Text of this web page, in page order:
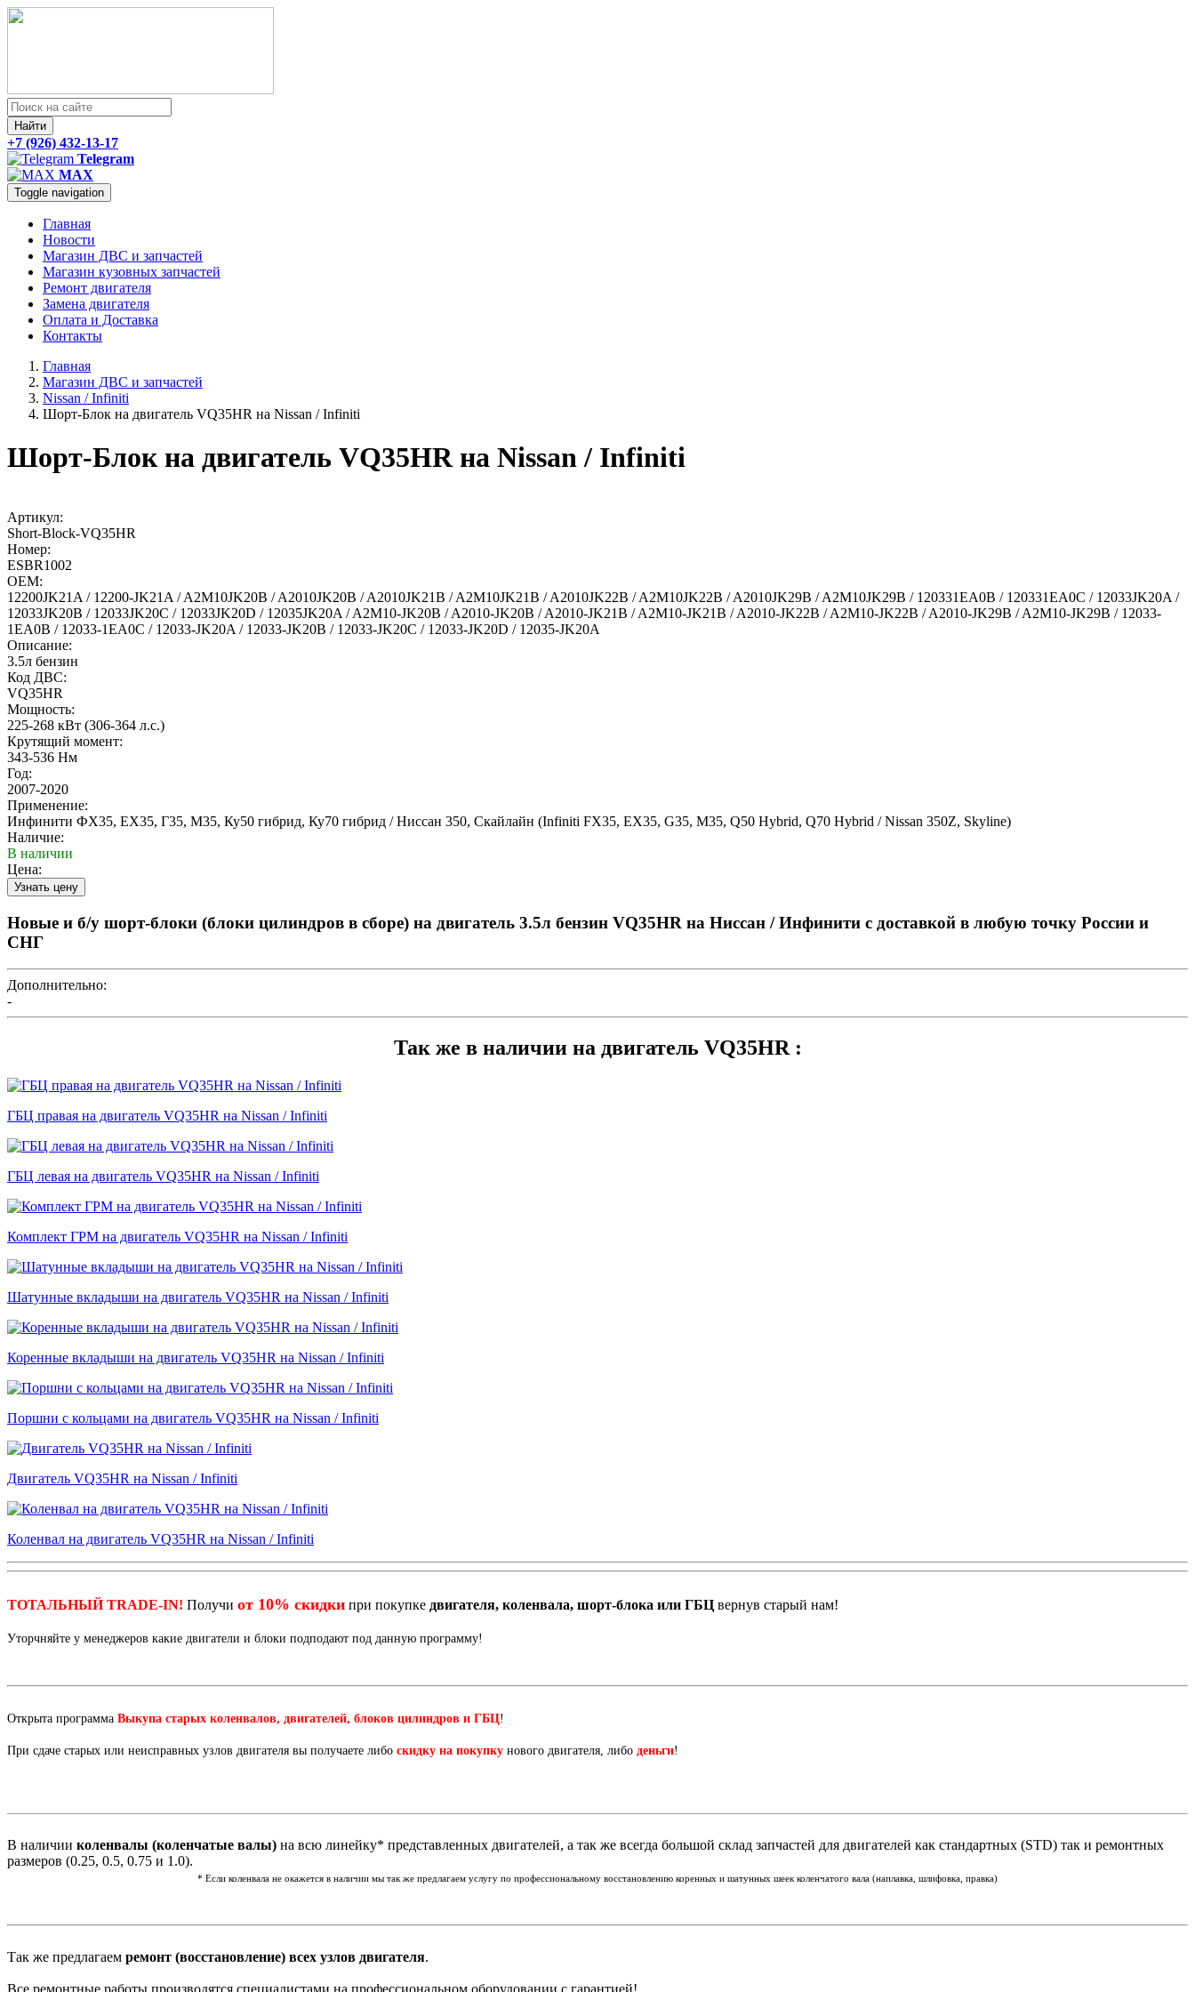
Найти
+7 (926) 432-13-17
Telegram
MAX
Toggle navigation
Главная
Новости
Магазин ДВС и запчастей
Магазин кузовных запчастей
Ремонт двигателя
Замена двигателя
Оплата и Доставка
Контакты
Главная
Магазин ДВС и запчастей
Nissan / Infiniti
Шорт-Блок на двигатель VQ35HR на Nissan / Infiniti
Шорт-Блок на двигатель VQ35HR на Nissan / Infiniti
Артикул:
Short-Block-VQ35HR
Номер:
ESBR1002
OEM:
12200JK21A / 12200-JK21A / A2M10JK20B / A2010JK20B / A2010JK21B / A2M10JK21B / A2010JK22B / A2M10JK22B / A2010JK29B / A2M10JK29B / 120331EA0B / 120331EA0C / 12033JK20A /
12033JK20B / 12033JK20C / 12033JK20D / 12035JK20A / A2M10-JK20B / A2010-JK20B / A2010-JK21B / A2M10-JK21B / A2010-JK22B / A2M10-JK22B / A2010-JK29B / A2M10-JK29B / 12033-
1EA0B / 12033-1EA0C / 12033-JK20A / 12033-JK20B / 12033-JK20C / 12033-JK20D / 12035-JK20A
Описание:
3.5л бензин
Код ДВС:
VQ35HR
Мощность:
225-268 кВт (306-364 л.с.)
Крутящий момент:
343-536 Нм
Год:
2007-2020
Применение:
Инфинити ФХ35, ЕХ35, Г35, М35, Ку50 гибрид, Ку70 гибрид / Ниссан 350, Скайлайн (Infiniti FX35, EX35, G35, M35, Q50 Hybrid, Q70 Hybrid / Nissan 350Z, Skyline)
Наличие:
В наличии
Цена:
Новые и б/у шорт-блоки (блоки цилиндров в сборе) на двигатель 3.5л бензин VQ35HR на Ниссан / Инфинити с доставкой в любую точку России и
СНГ
Дополнительно:
-
Так же в наличии на двигатель VQ35HR :
ГБЦ правая на двигатель VQ35HR на Nissan / Infiniti
ГБЦ левая на двигатель VQ35HR на Nissan / Infiniti
Комплект ГРМ на двигатель VQ35HR на Nissan / Infiniti
Шатунные вкладыши на двигатель VQ35HR на Nissan / Infiniti
Коренные вкладыши на двигатель VQ35HR на Nissan / Infiniti
Поршни с кольцами на двигатель VQ35HR на Nissan / Infiniti
Двигатель VQ35HR на Nissan / Infiniti
Коленвал на двигатель VQ35HR на Nissan / Infiniti
ТОТАЛЬНЫЙ TRADE-IN! Получи от 10% скидки при покупке двигателя, коленвала, шорт-блока или ГБЦ вернув старый нам!
Уторчняйте у менеджеров какие двигатели и блоки подподают под данную программу!
Открыта программа Выкупа старых коленвалов, двигателей, блоков цилиндров и ГБЦ!
При сдаче старых или неисправных узлов двигателя вы получаете либо скидку на покупку нового двигателя, либо деньги!
В наличии коленвалы (коленчатые валы) на всю линейку* представленных двигателей, а так же всегда большой склад запчастей для двигателей как стандартных (STD) так и ремонтных
размеров (0.25, 0.5, 0.75 и 1.0).
* Если коленвала не окажется в наличии мы так же предлагаем услугу по профессиональному восстановлению коренных и шатунных шеек коленчатого вала (наплавка, шлифовка, правка)
Так же предлагаем ремонт (восстановление) всех узлов двигателя.